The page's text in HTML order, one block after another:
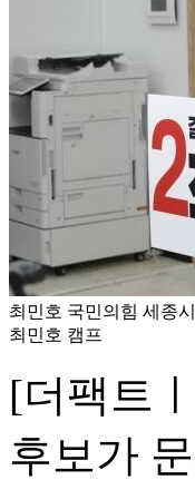
최민호 국민의힘 세종
최민호 캠프
[더팩트
후보가